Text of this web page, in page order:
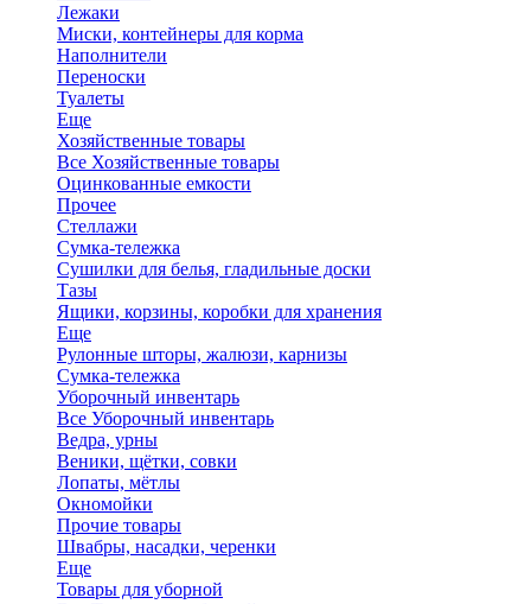
Лежаки
Миски, контейнеры для корма
Наполнители
Переноски
Туалеты
Еще
Хозяйственные товары
Все Хозяйственные товары
Оцинкованные емкости
Прочее
Стеллажи
Сумка-тележка
Сушилки для белья, гладильные доски
Тазы
Ящики, корзины, коробки для хранения
Еще
Рулонные шторы, жалюзи, карнизы
Сумка-тележка
Уборочный инвентарь
Все Уборочный инвентарь
Ведра, урны
Веники, щётки, совки
Лопаты, мётлы
Окномойки
Прочие товары
Швабры, насадки, черенки
Еще
Товары для уборной